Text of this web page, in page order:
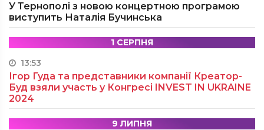
У Тернополі з новою концертною програмою
виступить Наталія Бучинська
1 СЕРПНЯ
13:53
Ігор Гуда та представники компанії Креатор-
Буд взяли участь у Конгресі INVEST IN UKRAINE
2024
9 ЛИПНЯ